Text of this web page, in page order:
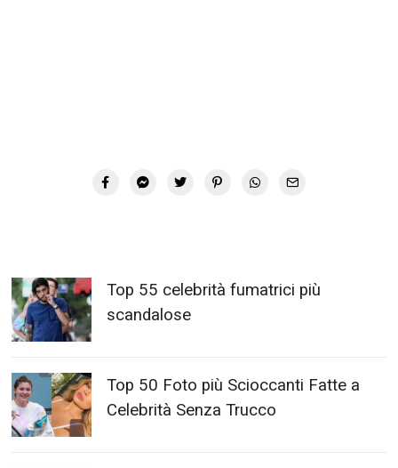
Top 55 celebrità fumatrici più
scandalose
Top 50 Foto più Scioccanti Fatte a
Celebrità Senza Trucco